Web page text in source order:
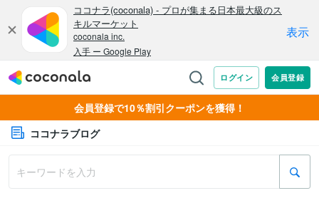
会員登録で10％割引クーポンを獲得！
ココナラブログ